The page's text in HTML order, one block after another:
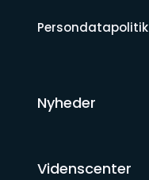
Persondatapolitik
Nyheder
Videnscenter